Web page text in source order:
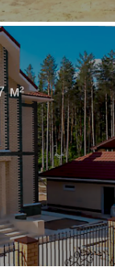
м²